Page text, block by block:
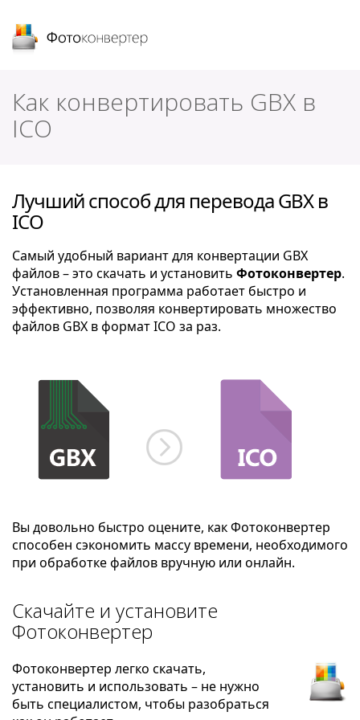
Как конвертировать GBX в
ICO
Лучший способ для перевода GBX в
ICO
Самый удобный вариант для конвертации GBX
файлов – это скачать и установить Фотоконвертер.
Установленная программа работает быстро и
эффективно, позволяя конвертировать множество
файлов GBX в формат ICO за раз.
Вы довольно быстро оцените, как Фотоконвертер
способен сэкономить массу времени, необходимого
при обработке файлов вручную или онлайн.
Скачайте и установите
Фотоконвертер
Фотоконвертер легко скачать,
установить и использовать – не нужно
быть специалистом, чтобы разобраться